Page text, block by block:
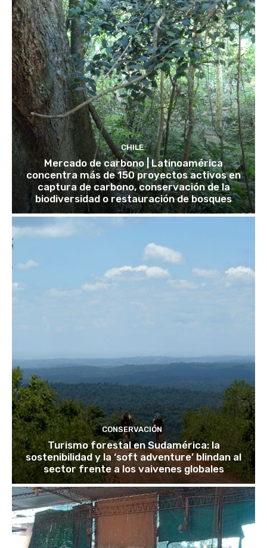
CHILE
Mercado de carbono | Latinoamérica
concentra más de 150 proyectos activos en
captura de carbono, conservación de la
biodiversidad o restauración de bosques
CONSERVACIÓN
Turismo forestal en Sudamérica: la
sostenibilidad y la ‘soft adventure’ blindan al
sector frente a los vaivenes globales